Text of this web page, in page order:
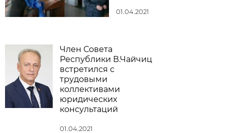
01.04.2021
Член Совета
Республики В.Чайчиц
встретился с
трудовыми
коллективами
юридических
консультаций
01.04.2021